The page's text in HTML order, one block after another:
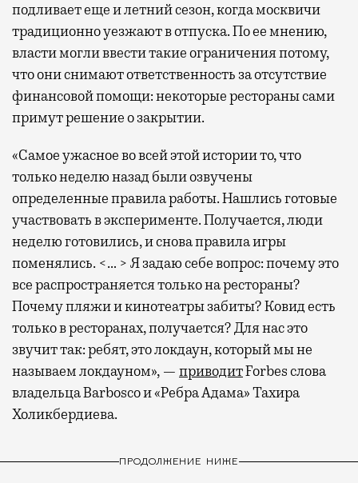
подливает еще и летний сезон, когда москвичи
традиционно уезжают в отпуска. По ее мнению,
власти могли ввести такие ограничения потому,
что они снимают ответственность за отсутствие
финансовой помощи: некоторые рестораны сами
примут решение о закрытии.
«Самое ужасное во всей этой истории то, что
только неделю назад были озвучены
определенные правила работы. Нашлись готовые
участвовать в эксперименте. Получается, люди
неделю готовились, и снова правила игры
поменялись. <… > Я задаю себе вопрос: почему это
все распространяется только на рестораны?
Почему пляжи и кинотеатры забиты? Ковид есть
только в ресторанах, получается? Для нас это
звучит так: ребят, это локдаун, который мы не
называем локдауном», — приводитForbes слова
владельца Barbosco и «Ребра Адама» Тахира
Холикбердиева.
ПРОДОЛЖЕНИЕ НИЖЕ